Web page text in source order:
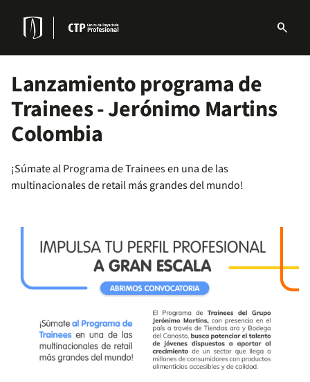
contenido
principal
Navbar
search
Lanzamiento programa de
Trainees - Jerónimo Martins
Colombia
¡Súmate al Programa de Trainees en una de las
multinacionales de retail más grandes del mundo!